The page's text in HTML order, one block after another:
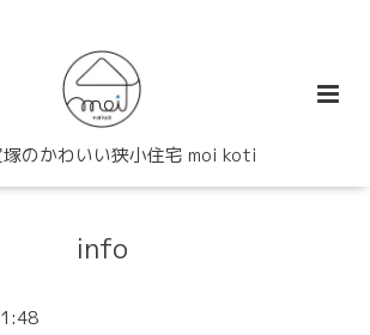
塚のかわいい狭小住宅 moi koti
info